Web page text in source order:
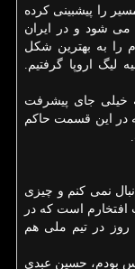
را پیشبینی کرده
می شود و در ایران
را به بهترین شکل
اروپا گرفتیم.
خیلی جای پیشرفت
در این قسمت حاکم
نمی کنم و چیزی
است که در
روز در تیم ملی هم
بودم، حسین عبدی